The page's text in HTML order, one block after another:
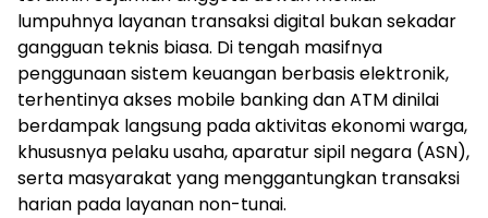
lumpuhnya layanan transaksi digital bukan sekadar
gangguan teknis biasa. Di tengah masifnya
penggunaan sistem keuangan berbasis elektronik,
terhentinya akses mobile banking dan ATM dinilai
berdampak langsung pada aktivitas ekonomi warga,
khususnya pelaku usaha, aparatur sipil negara (ASN),
serta masyarakat yang menggantungkan transaksi
harian pada layanan non-tunai.